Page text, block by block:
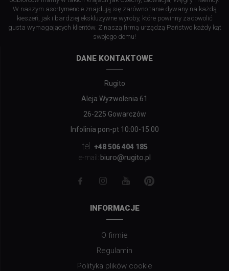
W naszym asortymencie znajdują się zarówno tanie dywany na każdą
kieszeń, jak i bardziej ekskluzywne wyroby, które powinny zadowolić
gusta wymagających klientów. Z naszą firmą urządzą Państwo każdy kąt
swojego domu!
DANE KONTAKTOWE
Rugito
Aleja Wyzwolenia 61
26-225 Gowarczów
Infolinia pon-pt 10:00-15:00
tel. +48 506 404 185
e-mail: biuro@rugito.pl
INFORMACJE
O firmie
Regulamin
Polityka plików cookie